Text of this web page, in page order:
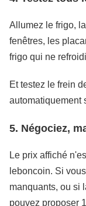
Allumez le frigo,
fenêtres, les
frigo qui ne
Et testez le frein
automatiquement
5. Négociez,
Le prix affiché
leboncoin. Si
manquants, ou si
pouvez proposer